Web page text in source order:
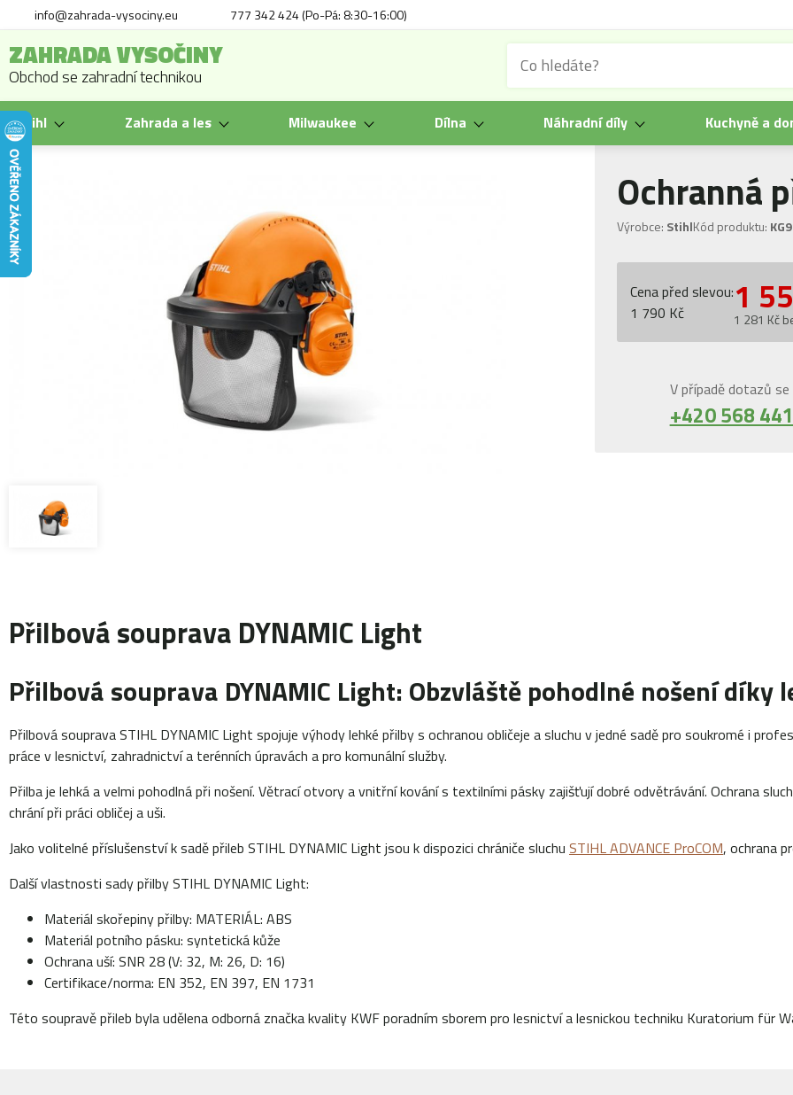
info@zahrada-vysociny.eu 777 342 424 (Po-Pá: 8:30-16:00)
ZAHRADA VYSOČINY
Obchod se zahradní technikou
Stihl Zahrada a les Milwaukee Dílna Náhradní díly Kuchyně a
Ochranná
Výrobce: StihlKód produktu:
Cena před slevou:
1 790 Kč
1
1 281 Kč
V případě dotazů
+420 568
Přilbová souprava DYNAMIC Light
Přilbová souprava DYNAMIC Light: Obzvláště pohodlné nošení
Přilbová souprava STIHL DYNAMIC Light spojuje výhody lehké přilby s ochranou obličeje a sluchu v jedné sadě pro soukromé i
práce v lesnictví, zahradnictví a terénních úpravách a pro komunální služby.
Přilba je lehká a velmi pohodlná při nošení. Větrací otvory a vnitřní kování s textilními pásky zajišťují dobré odvětrávání. Ochrana
chrání při práci obličej a uši.
Jako volitelné příslušenství k sadě přileb STIHL DYNAMIC Light jsou k dispozici chrániče sluchu STIHL ADVANCE ProCOM, ochrana
Další vlastnosti sady přilby STIHL DYNAMIC Light:
Materiál skořepiny přilby: MATERIÁL: ABS
Materiál potního pásku: syntetická kůže
Ochrana uší: SNR 28 (V: 32, M: 26, D: 16)
Certifikace/norma: EN 352, EN 397, EN 1731
Této soupravě přileb byla udělena odborná značka kvality KWF poradním sborem pro lesnictví a lesnickou techniku Kuratorium für